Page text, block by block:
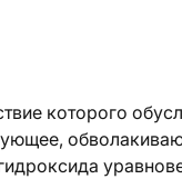
которого